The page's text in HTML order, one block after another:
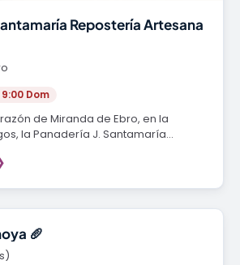
Repostería Artesana
Dom
de Miranda de Ebro, en la
la Panadería J. Santamaría…
🥖